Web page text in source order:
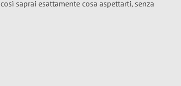
così saprai esattamente cosa aspettarti, senza